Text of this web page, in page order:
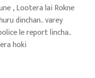
, Lootera lai Rokne
dinchan.. varey
le report lincha..
hoki